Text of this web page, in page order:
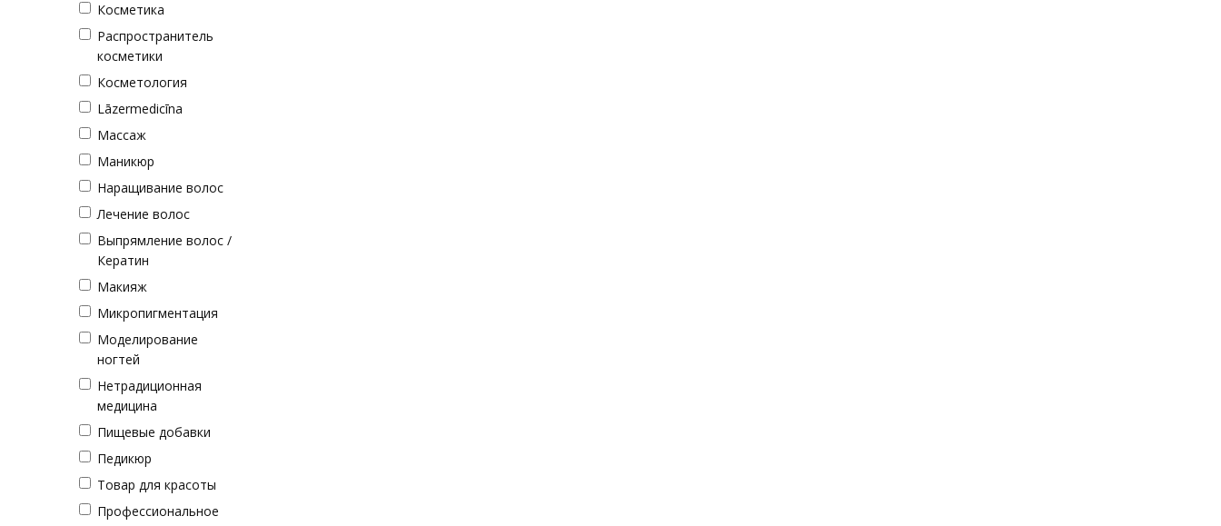
Косметика
Распространитель
косметики
Косметология
Lāzermedicīna
Массаж
Маникюр
Наращивание волос
Лечение волос
Выпрямление волос /
Кератин
Макияж
Микропигментация
Моделирование
ногтей
Нетрадиционная
медицина
Пищевые добавки
Педикюр
Товар для красоты
Профессиональное